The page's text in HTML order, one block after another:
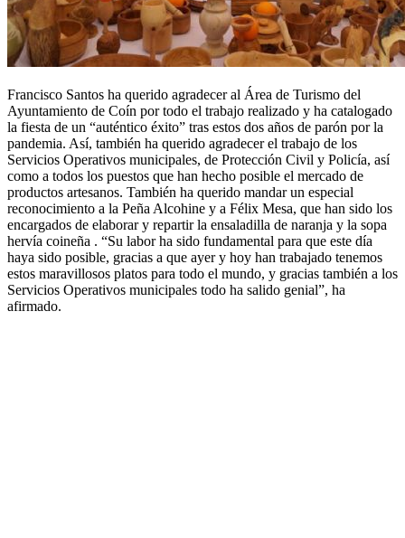
Francisco Santos ha querido agradecer al Área de Turismo del
Ayuntamiento de Coín por todo el trabajo realizado y ha catalogado
la fiesta de un “auténtico éxito” tras estos dos años de parón por la
pandemia. Así, también ha querido agradecer el trabajo de los
Servicios Operativos municipales, de Protección Civil y Policía, así
como a todos los puestos que han hecho posible el mercado de
productos artesanos. También ha querido mandar un especial
reconocimiento a la Peña Alcohine y a Félix Mesa, que han sido los
encargados de elaborar y repartir la ensaladilla de naranja y la sopa
hervía coineña . “Su labor ha sido fundamental para que este día
haya sido posible, gracias a que ayer y hoy han trabajado tenemos
estos maravillosos platos para todo el mundo, y gracias también a los
Servicios Operativos municipales todo ha salido genial”, ha
afirmado.